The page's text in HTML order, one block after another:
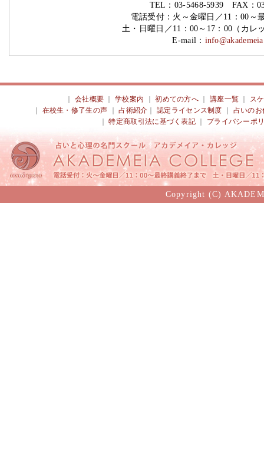
TEL：03-5468-5939 FAX：
電話受付：火～金曜日／11：00～
土・日曜日／11：00～17：00（カレ
E-mail：
会社概要 ｜学校案内 ｜初めての方へ 講座一覧
ス
在校生・修了生の声 ｜占術紹介 ｜認定ライセンス制度
占いのお
｜特定商取引法に基づく表記 プライバシーポ
Copyright (C)